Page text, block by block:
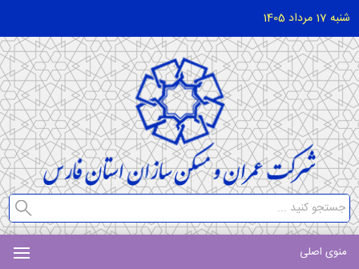
شنبه 17 مرداد 1405
منوی اصلی